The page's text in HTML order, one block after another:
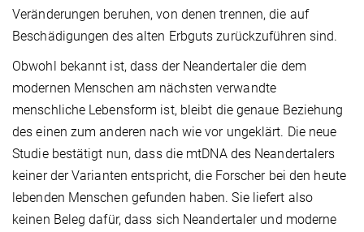
Veränderungen beruhen, von denen trennen, die auf
Beschädigungen des alten Erbguts zurückzuführen sind.
Obwohl bekannt ist, dass der Neandertaler die dem
modernen Menschen am nächsten verwandte
menschliche Lebensform ist, bleibt die genaue Beziehung
des einen zum anderen nach wie vor ungeklärt. Die neue
Studie bestätigt nun, dass die mtDNA des Neandertalers
keiner der Varianten entspricht, die Forscher bei den heute
lebenden Menschen gefunden haben. Sie liefert also
keinen Beleg dafür, dass sich Neandertaler und moderne